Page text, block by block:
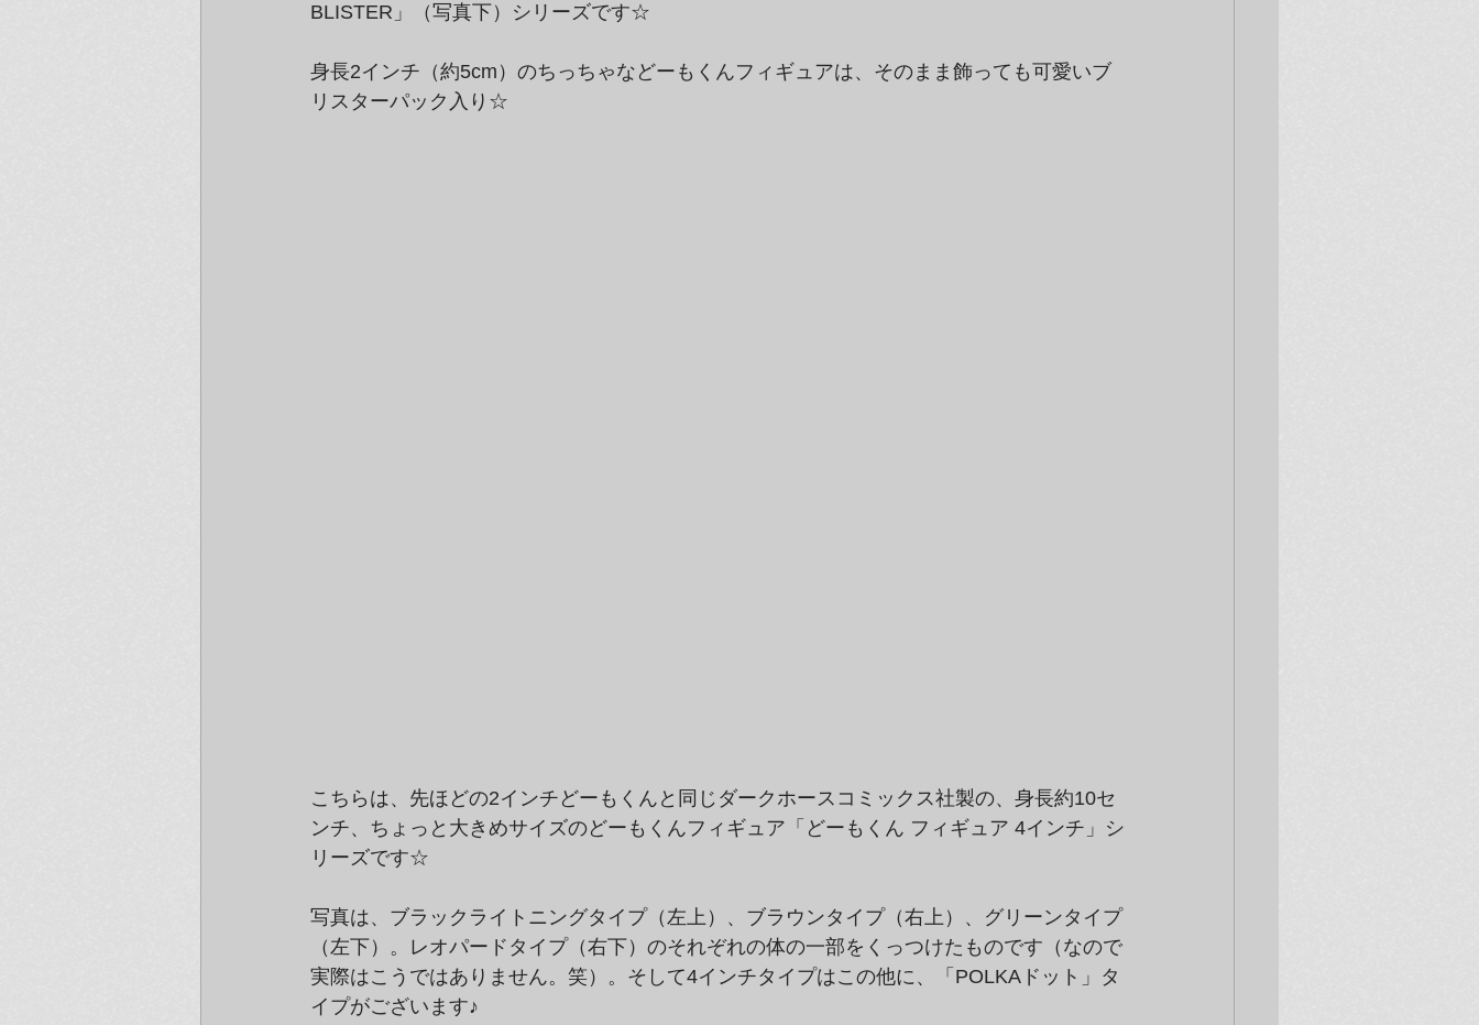
BLISTER」（写真下）シリーズです☆
身長2インチ（約5cm）のちっちゃなどーもくんフィギュアは、そのまま飾っても可愛いブ
リスターパック入り☆
こちらは、先ほどの2インチどーもくんと同じダークホースコミックス社製の、身長約10セ
ンチ、ちょっと大きめサイズのどーもくんフィギュア「どーもくん フィギュア 4インチ」シ
リーズです☆
写真は、ブラックライトニングタイプ（左上）、ブラウンタイプ（右上）、グリーンタイプ
（左下）。レオパードタイプ（右下）のそれぞれの体の一部をくっつけたものです（なので
実際はこうではありません。笑）。そして4インチタイプはこの他に、「POLKAドット」タ
イプがございます♪